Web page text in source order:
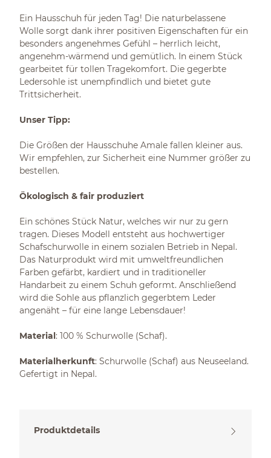
Ein Hausschuh für jeden Tag! Die naturbelassene
Wolle sorgt dank ihrer positiven Eigenschaften für ein
besonders angenehmes Gefühl – herrlich leicht,
angenehm-wärmend und gemütlich. In einem Stück
gearbeitet für tollen Tragekomfort. Die gegerbte
Ledersohle ist unempfindlich und bietet gute
Trittsicherheit.
Unser Tipp:
Die Größen der Hausschuhe Amale fallen kleiner aus.
Wir empfehlen, zur Sicherheit eine Nummer größer zu
bestellen.
Ökologisch & fair produziert
Ein schönes Stück Natur, welches wir nur zu gern
tragen. Dieses Modell entsteht aus hochwertiger
Schafschurwolle in einem sozialen Betrieb in Nepal.
Das Naturprodukt wird mit umweltfreundlichen
Farben gefärbt, kardiert und in traditioneller
Handarbeit zu einem Schuh geformt. Anschließend
wird die Sohle aus pflanzlich gegerbtem Leder
angenäht – für eine lange Lebensdauer!
Material: 100 % Schurwolle (Schaf).
Materialherkunft: Schurwolle (Schaf) aus Neuseeland.
Gefertigt in Nepal.
Produktdetails